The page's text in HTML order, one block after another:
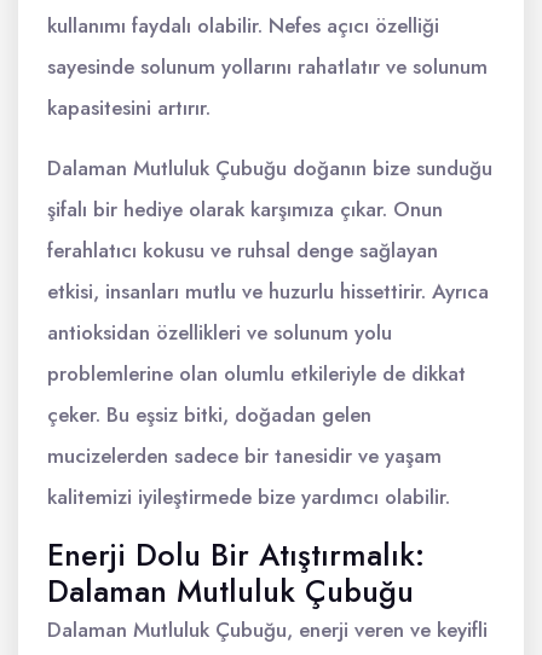
kullanımı faydalı olabilir. Nefes açıcı özelliği
sayesinde solunum yollarını rahatlatır ve solunum
kapasitesini artırır.
Dalaman Mutluluk Çubuğu doğanın bize sunduğu
şifalı bir hediye olarak karşımıza çıkar. Onun
ferahlatıcı kokusu ve ruhsal denge sağlayan
etkisi, insanları mutlu ve huzurlu hissettirir. Ayrıca
antioksidan özellikleri ve solunum yolu
problemlerine olan olumlu etkileriyle de dikkat
çeker. Bu eşsiz bitki, doğadan gelen
mucizelerden sadece bir tanesidir ve yaşam
kalitemizi iyileştirmede bize yardımcı olabilir.
Enerji Dolu Bir Atıştırmalık:
Dalaman Mutluluk Çubuğu
Dalaman Mutluluk Çubuğu, enerji veren ve keyifli